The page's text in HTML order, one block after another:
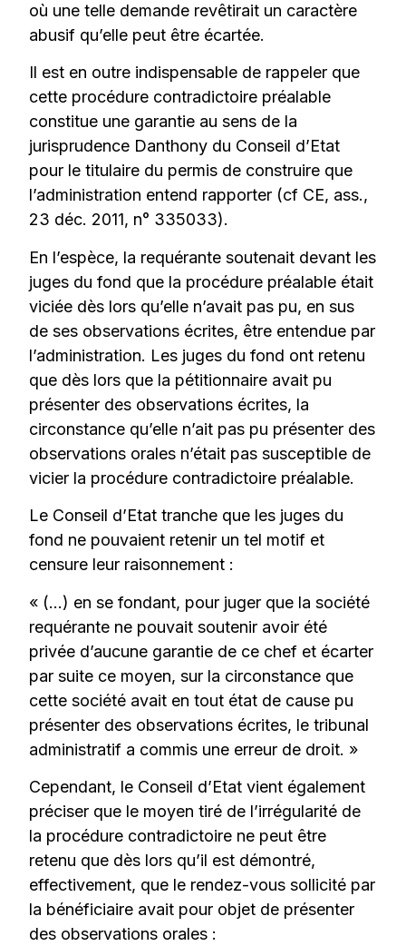
où une telle demande revêtirait un caractère
abusif qu’elle peut être écartée.
Il est en outre indispensable de rappeler que
cette procédure contradictoire préalable
constitue une garantie au sens de la
jurisprudence Danthony du Conseil d’Etat
pour le titulaire du permis de construire que
l’administration entend rapporter (cf CE, ass.,
23 déc. 2011, n° 335033).
En l’espèce, la requérante soutenait devant les
juges du fond que la procédure préalable était
viciée dès lors qu’elle n’avait pas pu, en sus
de ses observations écrites, être entendue par
l’administration. Les juges du fond ont retenu
que dès lors que la pétitionnaire avait pu
présenter des observations écrites, la
circonstance qu’elle n’ait pas pu présenter des
observations orales n’était pas susceptible de
vicier la procédure contradictoire préalable.
Le Conseil d’Etat tranche que les juges du
fond ne pouvaient retenir un tel motif et
censure leur raisonnement :
« (…) en se fondant, pour juger que la société
requérante ne pouvait soutenir avoir été
privée d’aucune garantie de ce chef et écarter
par suite ce moyen, sur la circonstance que
cette société avait en tout état de cause pu
présenter des observations écrites, le tribunal
administratif a commis une erreur de droit. »
Cependant, le Conseil d’Etat vient également
préciser que le moyen tiré de l’irrégularité de
la procédure contradictoire ne peut être
retenu que dès lors qu’il est démontré,
effectivement, que le rendez-vous sollicité par
la bénéficiaire avait pour objet de présenter
des observations orales :